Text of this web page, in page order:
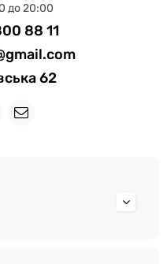
до 20:00
88 11
62